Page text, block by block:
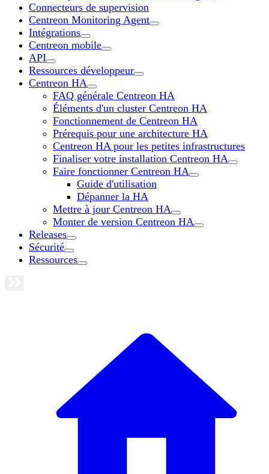
Connecteurs de supervision
Centreon Monitoring Agent
Intégrations
Centreon mobile
API
Ressources développeur
Centreon HA
FAQ générale Centreon HA
Éléments d'un cluster Centreon HA
Fonctionnement de Centreon HA
Prérequis pour une architecture HA
Centreon HA pour les petites infrastructures
Finaliser votre installation Centreon HA
Faire fonctionner Centreon HA
Guide d'utilisation
Dépanner la HA
Mettre à jour Centreon HA
Monter de version Centreon HA
Releases
Sécurité
Ressources